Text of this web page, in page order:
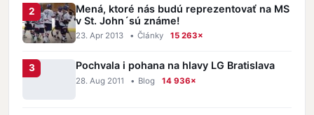
Mená, ktoré nás budú reprezentovať na MS
v St. John´sú známe!
23. Apr 2013 • Články 15 263×
Pochvala i pohana na hlavy LG Bratislava
28. Aug 2011 • Blog 14 936×